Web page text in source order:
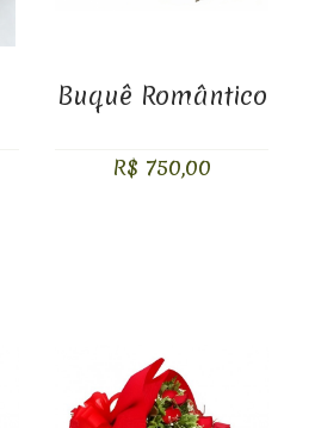
Buquê Romântico
R$ 750,00